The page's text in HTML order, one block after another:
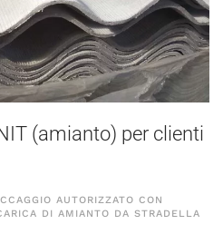
(amianto) per clienti
AUTORIZZATO CON
DI AMIANTO DA STRADELLA